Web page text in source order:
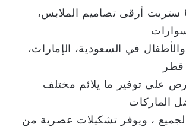
ويقدم متجر6th ستريت أرقى تصاميم الملابس،
في السعودية، الإمارات،
قطر
على توفير ما يلائم مختلف
الماركات
، ويوفر تشكيلات عصرية من